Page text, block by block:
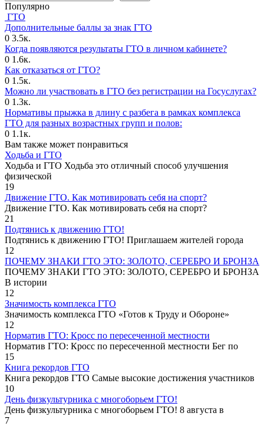
Популярно
ГТО
Дополнительные баллы за знак ГТО
0 3.5к.
Когда появляются результаты ГТО в личном кабинете?
0 1.6к.
Как отказаться от ГТО?
0 1.5к.
Можно ли участвовать в ГТО без регистрации на Госуслугах?
0 1.3к.
Нормативы прыжка в длину с разбега в рамках комплекса
ГТО для разных возрастных групп и полов:
0 1.1к.
Вам также может понравиться
Ходьба и ГТО
Ходьба и ГТО Ходьба это отличный способ улучшения
физической
19
Движение ГТО. Как мотивировать себя на спорт?️
Движение ГТО. Как мотивировать себя на спорт?
21
Подтянись к движению ГТО!
Подтянись к движению ГТО! Приглашаем жителей города
12
ПОЧЕМУ ЗНАКИ ГТО ЭТО: ЗОЛОТО, СЕРЕБРО И БРОНЗА
ПОЧЕМУ ЗНАКИ ГТО ЭТО: ЗОЛОТО, СЕРЕБРО И БРОНЗА
В истории
12
Значимость комплекса ГТО
Значимость комплекса ГТО «Готов к Труду и Обороне»
12
Норматив ГТО: Кросс по пересеченной местности
Норматив ГТО: Кросс по пересеченной местности Бег по
15
Книга рекордов ГТО
Книга рекордов ГТО Самые высокие достижения участников
10
День физкультурника с многоборьем ГТО!
День физкультурника с многоборьем ГТО! 8 августа в
7